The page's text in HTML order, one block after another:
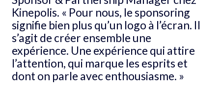
Kinepolis. « Pour nous, le sponsoring
signifie bien plus qu’un logo à l’écran. Il
s’agit de créer ensemble une
expérience. Une expérience qui attire
l’attention, qui marque les esprits et
dont on parle avec enthousiasme. »